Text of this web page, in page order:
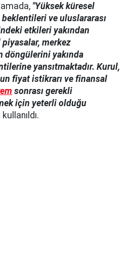
"Yüksek küresel
ve uluslararası
etkileri yakından
merkez
döngülerini yakında
yansıtmaktadır. Kurul,
fiyat istikrarı ve finansal
sonrası gerekli
için yeterli olduğu